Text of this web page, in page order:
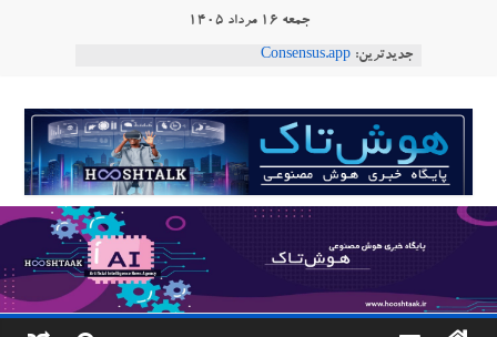
جمعه ۱۶ مرداد ۱۴۰۵
جدیدترین: Consensus.app
طبیعی فارسی
ربات «Aru» محصول شرکت فرانسوی Nio
Robotics
ربات T‑800
هوشتاک
پایگاه
خبری